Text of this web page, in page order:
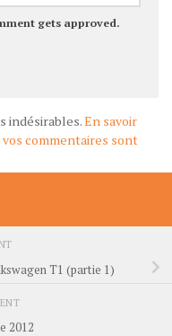
gets approved.
indésirables.En savoir
commentaires sont
T1 (partie 1)
2012